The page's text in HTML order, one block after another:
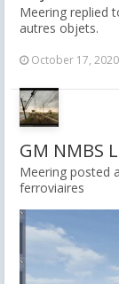
Meering replied
autres objets.
October 17, 2020
GM NMBS
Meering posted
ferroviaires